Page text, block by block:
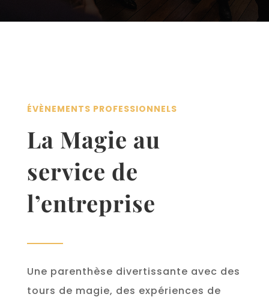
ÉVÈNEMENTS PROFESSIONNELS
La Magie au
service de
l’entreprise
Une parenthèse divertissante avec des
tours de magie, des expériences de